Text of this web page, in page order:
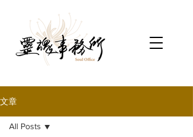
文章
All Posts